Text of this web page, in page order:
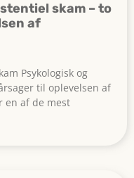
skam – to
af
Psykologisk og
til oplevelsen af
en af de mest